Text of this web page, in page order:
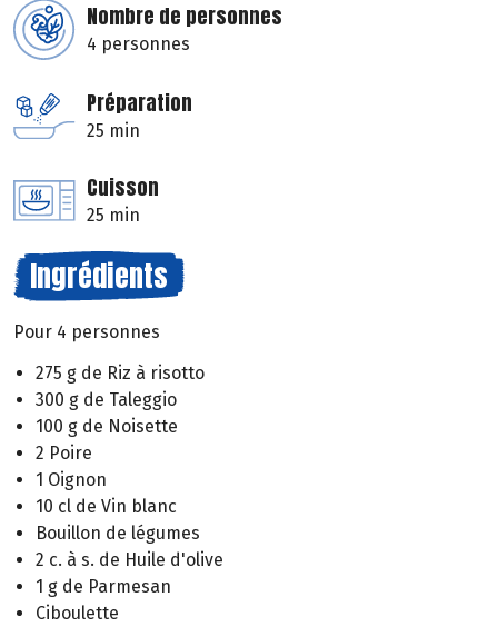
Nombre de personnes
4 personnes
Préparation
25 min
Cuisson
25 min
Ingrédients
Pour 4 personnes
275 g de Riz à risotto
300 g de Taleggio
100 g de Noisette
2 Poire
1 Oignon
10 cl de Vin blanc
Bouillon de légumes
2 c. à s. de Huile d'olive
1 g de Parmesan
Ciboulette